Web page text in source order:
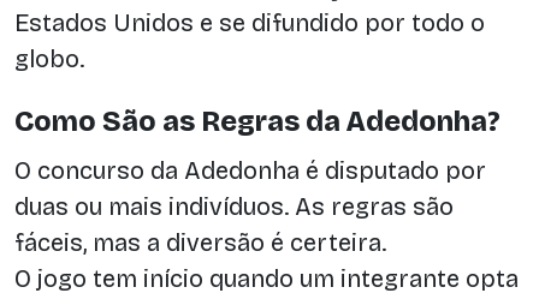
Estados Unidos e se difundido por todo o
globo.
Como São as Regras da Adedonha?
O concurso da Adedonha é disputado por
duas ou mais indivíduos. As regras são
fáceis, mas a diversão é certeira.
O jogo tem início quando um integrante opta